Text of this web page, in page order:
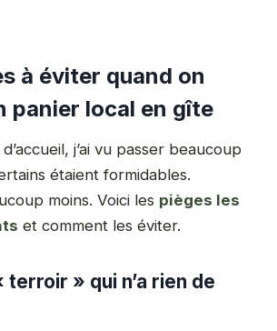
à éviter quand on
panier local en gîte
j’ai vu passer beaucoup
étaient formidables.
moins. Voici les pièges les
et comment les éviter.
terroir » qui n’a rien de